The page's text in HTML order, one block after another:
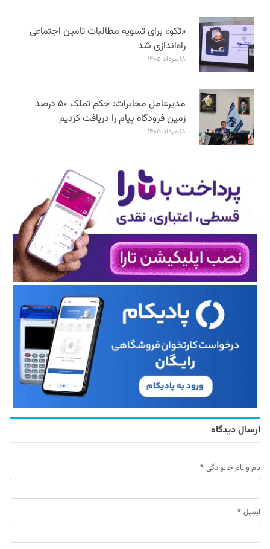
«تکو» برای تسویه مطالبات تامین اجتماعی
راه‌اندازی شد
۱۸ مرداد ۱۴۰۵
مدیرعامل مخابرات: حکم تملک ۵۰ درصد
زمین فرودگاه پیام را دریافت کردیم
۱۸ مرداد ۱۴۰۵
ارسال دیدگاه
نام و نام خانوادگی *
ایمیل *